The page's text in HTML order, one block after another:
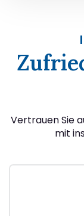
Vertrauen Sie
mit